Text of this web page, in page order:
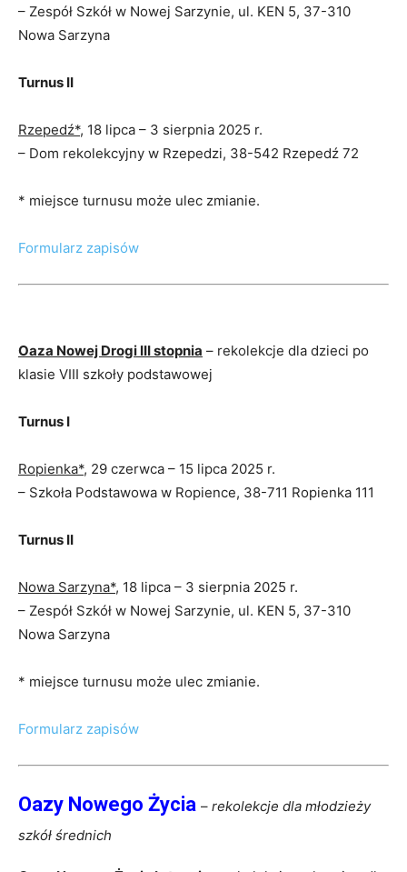
– Zespół Szkół w Nowej Sarzynie, ul. KEN 5, 37-310
Nowa Sarzyna
Turnus II
Rzepedź*, 18 lipca – 3 sierpnia 2025 r.
– Dom rekolekcyjny w Rzepedzi, 38-542 Rzepedź 72
* miejsce turnusu może ulec zmianie.
Formularz zapisów
Oaza Nowej Drogi III stopnia – rekolekcje dla dzieci po
klasie VIII szkoły podstawowej
Turnus I
Ropienka*, 29 czerwca – 15 lipca 2025 r.
– Szkoła Podstawowa w Ropience, 38-711 Ropienka 111
Turnus II
Nowa Sarzyna*, 18 lipca – 3 sierpnia 2025 r.
– Zespół Szkół w Nowej Sarzynie, ul. KEN 5, 37-310
Nowa Sarzyna
* miejsce turnusu może ulec zmianie.
Formularz zapisów
Oazy Nowego Życia – rekolekcje dla młodzieży
szkół średnich